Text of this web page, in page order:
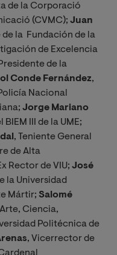
de la Corporació
(CVMC); Juan
de la Fundación de la
de Excelencia
de la
Conde Fernández,
Nacional
Jorge Mariano
III de la UME;
, Teniente General
de Alta
Rector de VIU; José
la Universidad
Mártir; Salomé
Ciencia,
Politécnica de
, Vicerrector de